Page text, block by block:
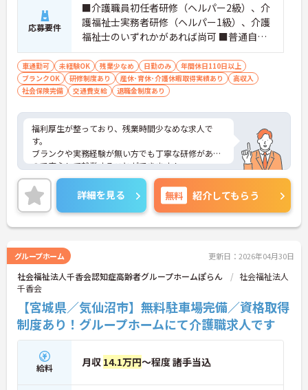
応募要件
■介護職員初任者研修（ヘルパー2級）、介
護福祉士実務者研修（ヘルパー1級）、介護
福祉士のいずれかがあれば尚可 ■普通自動
車運転免許（AT車限定可） ※未経験相談可
車通勤可 未経験OK 残業少なめ 日勤のみ
年間休日110日以上
ブランクOK
研修制度あり 産休･育休･介護休暇取得実績あり
高収入
社会保険完備
交通費支給 退職金制度あり
福利厚生が整っており、残業時間少なめな求人で
す。
ブランクや実務経験が無い方でも丁寧な研修がある
ので安心して就業することができます！
またUターン・Iターンの希望者も歓迎しておりま
す。
ご興味ある方には、面接対策ポイントなど、さらに
詳細をお話しいたしますのでお気軽にご相談くださ
い！
詳細を見る 無料 紹介してもらう
グループホーム 更新日：2026年04月30日
社会福祉法人千香会認知症高齢者グループホームぽらん
社会福祉法人
千香会
【宮城県／気仙沼市】無料駐車場完備／資格取得
制度あり！グループホームにて介護職求人です
給料 月収 14.1万円～程度 諸手当込